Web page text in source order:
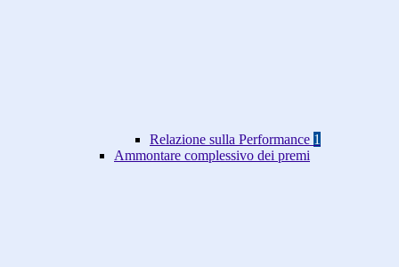
Relazione sulla Performance 1
Ammontare complessivo dei premi